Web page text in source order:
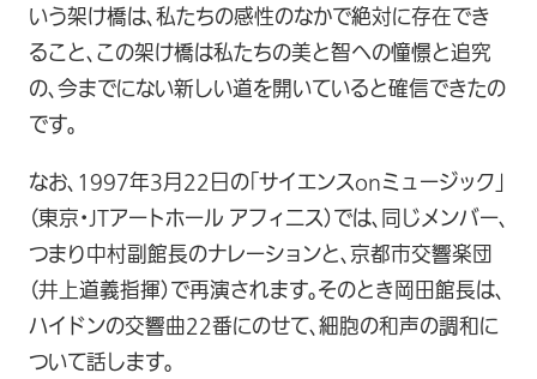
いう架け橋は、私たちの感性のなかで絶対に存在でき
ること、この架け橋は私たちの美と智への憧憬と追究
の、今までにない新しい道を開いていると確信できたの
です。
なお、1997年3月22日の「サイエンスonミュージック」
（東京・JTアートホール アフィニス）では、同じメンバー、
つまり中村副館長のナレーションと、京都市交響楽団
（井上道義指揮）で再演されます。そのとき岡田館長は、
ハイドンの交響曲22番にのせて、細胞の和声の調和に
ついて話します。